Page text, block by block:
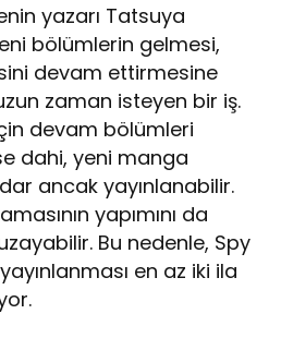
yazarı Tatsuya
bölümlerin gelmesi,
devam ettirmesine
zaman isteyen bir iş.
devam bölümleri
dahi, yeni manga
ancak yayınlanabilir.
yapımını da
Bu nedenle, Spy
en az iki ila